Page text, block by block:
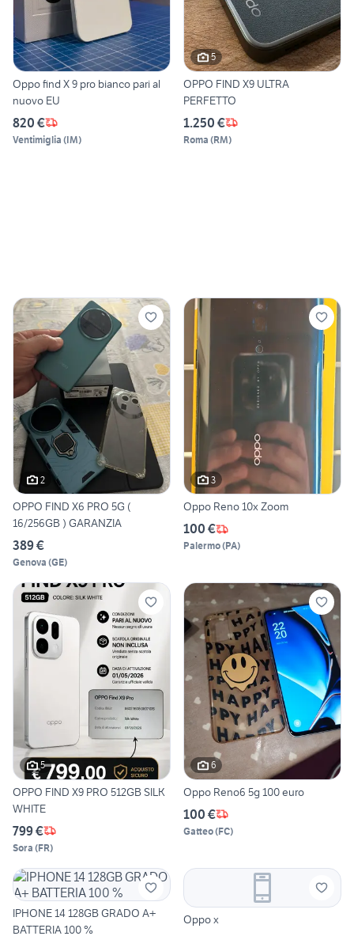
Oppo find X 9 pro bianco pari al
nuovo EU
820 €
Ventimiglia (IM)
5
OPPO FIND X9 ULTRA
PERFETTO
1.250 €
Roma (RM)
2
OPPO FIND X6 PRO 5G (
16/256GB ) GARANZIA
389 €
Genova (GE)
3
Oppo Reno 10x Zoom
100 €
Palermo(PA)
5
OPPO FIND X9 PRO 512GB SILK
WHITE
799 €
Sora (FR)
6
Oppo Reno6 5g 100 euro
100 €
Gatteo(FC)
IPHONE 14 128GB GRADO A+
BATTERIA 100 %
Oppo x